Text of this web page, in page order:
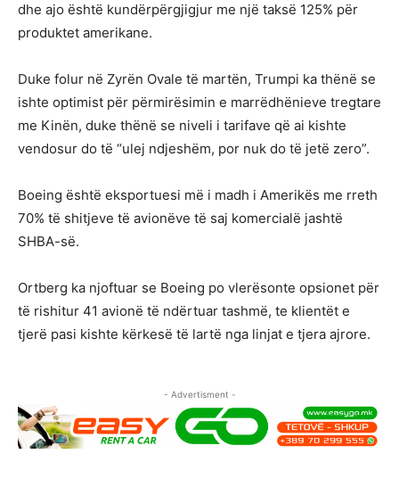
dhe ajo është kundërpërgjigjur me një taksë 125% për
produktet amerikane.
Duke folur në Zyrën Ovale të martën, Trumpi ka thënë se
ishte optimist për përmirësimin e marrëdhënieve tregtare
me Kinën, duke thënë se niveli i tarifave që ai kishte
vendosur do të “ulej ndjeshëm, por nuk do të jetë zero”.
Boeing është eksportuesi më i madh i Amerikës me rreth
70% të shitjeve të avionëve të saj komercialë jashtë
SHBA-së.
Ortberg ka njoftuar se Boeing po vlerësonte opsionet për
të rishitur 41 avionë të ndërtuar tashmë, te klientët e
tjerë pasi kishte kërkesë të lartë nga linjat e tjera ajrore.
- Advertisment -